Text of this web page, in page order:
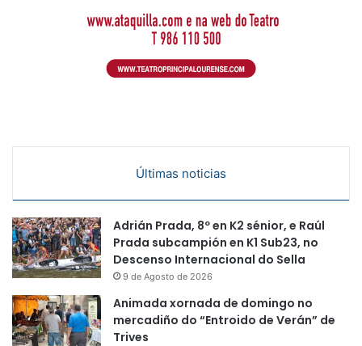
Últimas noticias
Adrián Prada, 8º en K2 sénior, e Raúl
Prada subcampión en K1 Sub23, no
Descenso Internacional do Sella
9 de Agosto de 2026
Animada xornada de domingo no
mercadiño do “Entroido de Verán” de
Trives